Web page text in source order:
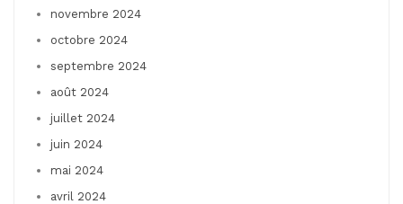
novembre 2024
octobre 2024
septembre 2024
août 2024
juillet 2024
juin 2024
mai 2024
avril 2024